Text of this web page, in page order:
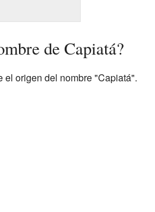
de Capiatá?
origen del nombre "Capiatá".